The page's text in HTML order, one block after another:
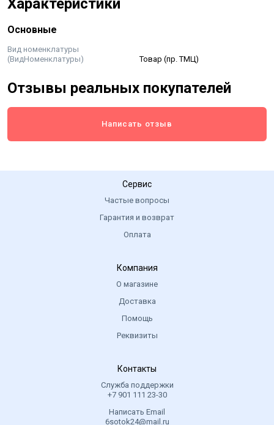
Характеристики
Основные
Вид номенклатуры
(ВидНоменклатуры)
Товар (пр. ТМЦ)
Отзывы реальных покупателей
Написать отзыв
Сервис
Частые вопросы
Гарантия и возврат
Оплата
Компания
О магазине
Доставка
Помощь
Реквизиты
Контакты
Служба поддержки
+7 901 111 23-30
Написать Email
6sotok24@mail.ru